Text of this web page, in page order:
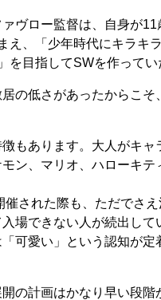
ヴロー監督は、自身が
、「少年時代にキラキ
目指してSWを作ってい
の低さがあったからこ
もあります。大人がキ
ン、マリオ、ハローキ
された際も、ただでさ
場できない人が続出し
可愛い」という認知が
の計画はかなり早い段階